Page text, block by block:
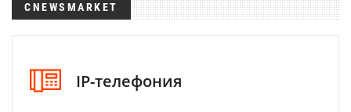
CNEWSMARKET
IP-телефония